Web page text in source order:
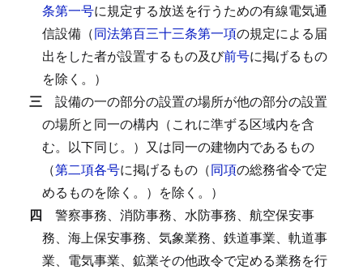
条第一号に規定する放送を行うための有線電気通
信設備（同法第百三十三条第一項の規定による届
出をした者が設置するもの及び前号に掲げるもの
を除く。）
三 設備の一の部分の設置の場所が他の部分の設置
の場所と同一の構内（これに準ずる区域内を含
む。以下同じ。）又は同一の建物内であるもの
（第二項各号に掲げるもの（同項の総務省令で定
めるものを除く。）を除く。）
四 警察事務、消防事務、水防事務、航空保安事
務、海上保安事務、気象業務、鉄道事業、軌道事
業、電気事業、鉱業その他政令で定める業務を行